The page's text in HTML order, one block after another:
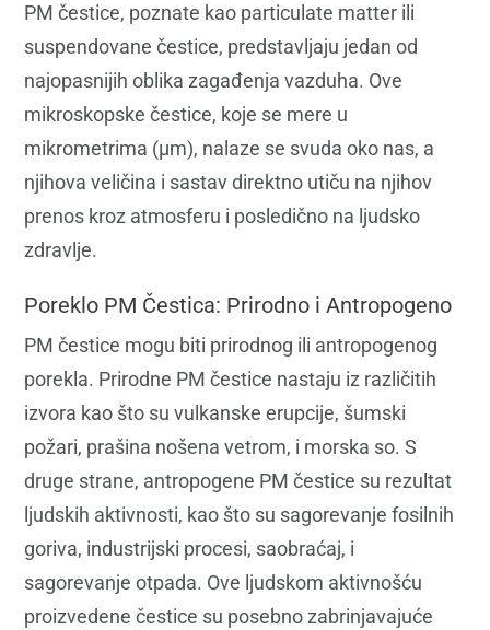
PM čestice, poznate kao particulate matter ili
suspendovane čestice, predstavljaju jedan od
najopasnijih oblika zagađenja vazduha. Ove
mikroskopske čestice, koje se mere u
mikrometrima (μm), nalaze se svuda oko nas, a
njihova veličina i sastav direktno utiču na njihov
prenos kroz atmosferu i posledično na ljudsko
zdravlje.
Poreklo PM Čestica: Prirodno i Antropogeno
PM čestice mogu biti prirodnog ili antropogenog
porekla. Prirodne PM čestice nastaju iz različitih
izvora kao što su vulkanske erupcije, šumski
požari, prašina nošena vetrom, i morska so. S
druge strane, antropogene PM čestice su rezultat
ljudskih aktivnosti, kao što su sagorevanje fosilnih
goriva, industrijski procesi, saobraćaj, i
sagorevanje otpada. Ove ljudskom aktivnošću
proizvedene čestice su posebno zabrinjavajuće